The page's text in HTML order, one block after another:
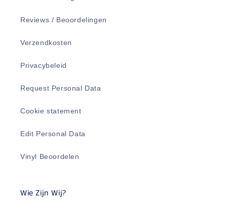
Reviews / Beoordelingen
Verzendkosten
Privacybeleid
Request Personal Data
Cookie statement
Edit Personal Data
Vinyl Beoordelen
Wie Zijn Wij?